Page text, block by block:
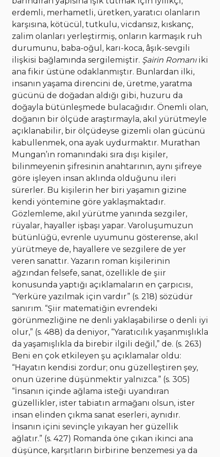
erdemli, merhametli, üretken, yaratıcı olanların
karşısına, kötücül, tutkulu, vicdansız, kıskanç,
zalim olanları yerleştirmiş, onların karmaşık ruh
durumunu, baba-oğul, karı-koca, âşık-sevgili
ilişkisi bağlamında sergilemiştir. Şairin Romanıiki
ana fikir üstüne odaklanmıştır. Bunlardan ilki,
insanın yaşama direncini de, üretme, yaratma
gücünü de doğadan aldığı gibi, huzuru da
doğayla bütünleşmede bulacağıdır. Önemli olan,
doğanın bir ölçüde araştırmayla, akıl yürütmeyle
açıklanabilir, bir ölçüdeyse gizemli olan gücünü
kabullenmek, ona ayak uydurmaktır. Murathan
Mungan’ın romanındaki sıra dışı kişiler,
bilinmeyenin şifresinin anahtarının, aynı şifreye
göre işleyen insan aklında olduğunu ileri
sürerler. Bu kişilerin her biri yaşamın gizine
kendi yöntemine göre yaklaşmaktadır.
Gözlemleme, akıl yürütme yanında sezgiler,
rüyalar, hayaller işbaşı yapar. Varoluşumuzun
bütünlüğü, evrenle uyumunu gösterense, akıl
yürütmeye de, hayallere ve sezgilere de yer
veren sanattır. Yazarın roman kişilerinin
ağzından felsefe, sanat, özellikle de şiir
konusunda yaptığı açıklamaların en çarpıcısı,
“Yerküre yazılmak için vardır” (s. 218) sözüdür
sanırım. “Şiir matematiğin evrendeki
görünmezliğine ne denli yaklaşabilirse o denli iyi
olur,” (s. 488) da deniyor, “Yaratıcılık yaşanmışlıkla
da yaşamışlıkla da birebir ilgili değil,” de. (s. 263)
Beni en çok etkileyen şu açıklamalar oldu:
“Hayatın kendisi zordur; onu güzelleştiren şey,
onun üzerine düşünmektir yalnızca.” (s. 305)
“İnsanın içinde ağlama isteği uyandıran
güzellikler, ister tabiatın armağanı olsun, ister
insan elinden çıkma sanat eserleri, aynıdır.
İnsanın içini sevinçle yıkayan her güzellik
ağlatır.” (s. 427) Romanda öne çıkan ikinci ana
düşünce, karşıtların birbirine benzemesi ya da